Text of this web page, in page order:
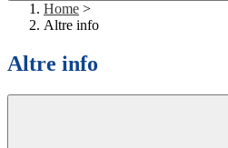
Home >
Altre info
Altre info